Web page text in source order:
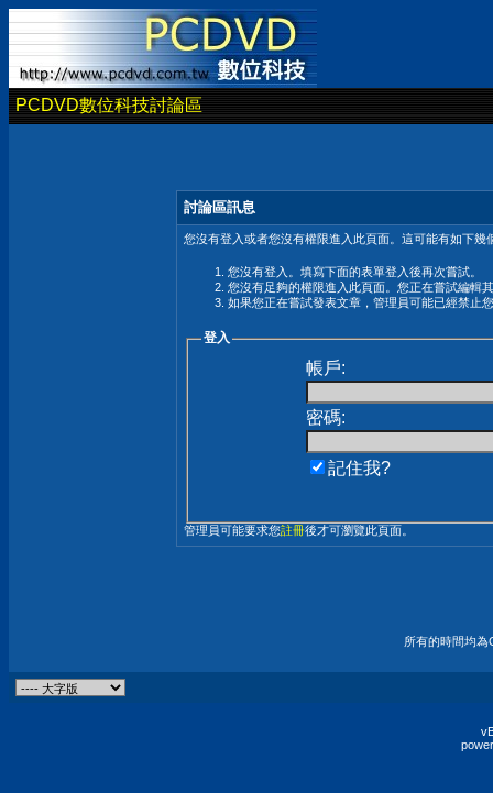
PCDVD數位科技討論區
討論區訊息
您沒有登入或者您沒有權限進入此頁面。這可能有如下幾
您沒有登入。填寫下面的表單登入後再次嘗試。
您沒有足夠的權限進入此頁面。您正在嘗試編輯
如果您正在嘗試發表文章，管理員可能已經禁止
登入
帳戶:
密碼:
記住我?
管理員可能要求您註冊後才可瀏覽此頁面。
所有的時間均為